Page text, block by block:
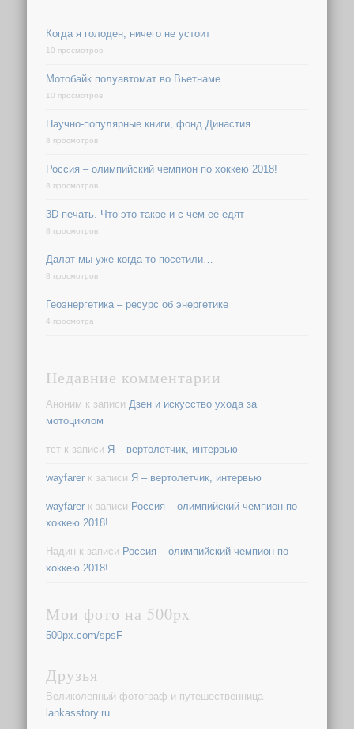
Когда я голоден, ничего не устоит
10 просмотров
Мотобайк полуавтомат во Вьетнаме
10 просмотров
Научно-популярные книги, фонд Династия
8 просмотров
Россия – олимпийский чемпион по хоккею 2018!
8 просмотров
3D-печать. Что это такое и с чем её едят
8 просмотров
Далат мы уже когда-то посетили…
8 просмотров
Геоэнергетика – ресурс об энергетике
4 просмотра
Недавние комментарии
Аноним к записи Дзен и искусство ухода за
мотоциклом
тст к записи Я – вертолетчик, интервью
wayfarer к записи Я – вертолетчик, интервью
wayfarer к записи Россия – олимпийский чемпион по
хоккею 2018!
Надин к записи Россия – олимпийский чемпион по
хоккею 2018!
Мои фото на 500px
500px.com/spsF
Друзья
Великолепный фотограф и путешественница
lankasstory.ru